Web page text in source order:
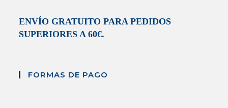
ENVÍO GRATUITO PARA PEDIDOS
SUPERIORES A 60€.
FORMAS DE PAGO